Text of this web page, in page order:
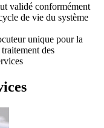
validé conformément
de vie du système
unique pour la
des